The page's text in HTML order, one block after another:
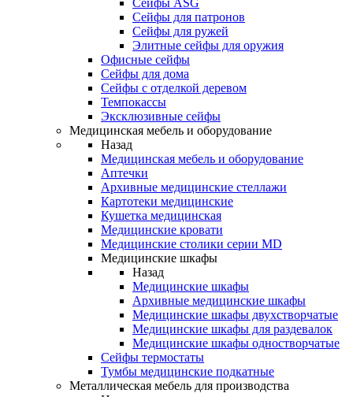
Сейфы ASG
Сейфы для патронов
Сейфы для ружей
Элитные сейфы для оружия
Офисные сейфы
Сейфы для дома
Сейфы с отделкой деревом
Темпокассы
Эксклюзивные сейфы
Медицинская мебель и оборудование
Назад
Медицинская мебель и оборудование
Аптечки
Архивные медицинские стеллажи
Картотеки медицинские
Кушетка медицинская
Медицинские кровати
Медицинские столики серии MD
Медицинские шкафы
Назад
Медицинские шкафы
Архивные медицинские шкафы
Медицинские шкафы двухстворчатые
Медицинские шкафы для раздевалок
Медицинские шкафы одностворчатые
Сейфы термостаты
Тумбы медицинские подкатные
Металлическая мебель для производства